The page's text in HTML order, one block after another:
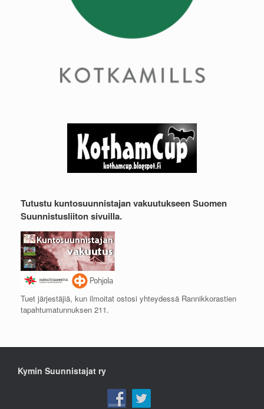
Tutustu kuntosuunnistajan vakuutukseen Suomen
Suunnistusliiton sivuilla.
Tuet järjestäjiä, kun ilmoitat ostosi yhteydessä Rannikkorastien
tapahtumatunnuksen 211.
Kymin Suunnistajat ry